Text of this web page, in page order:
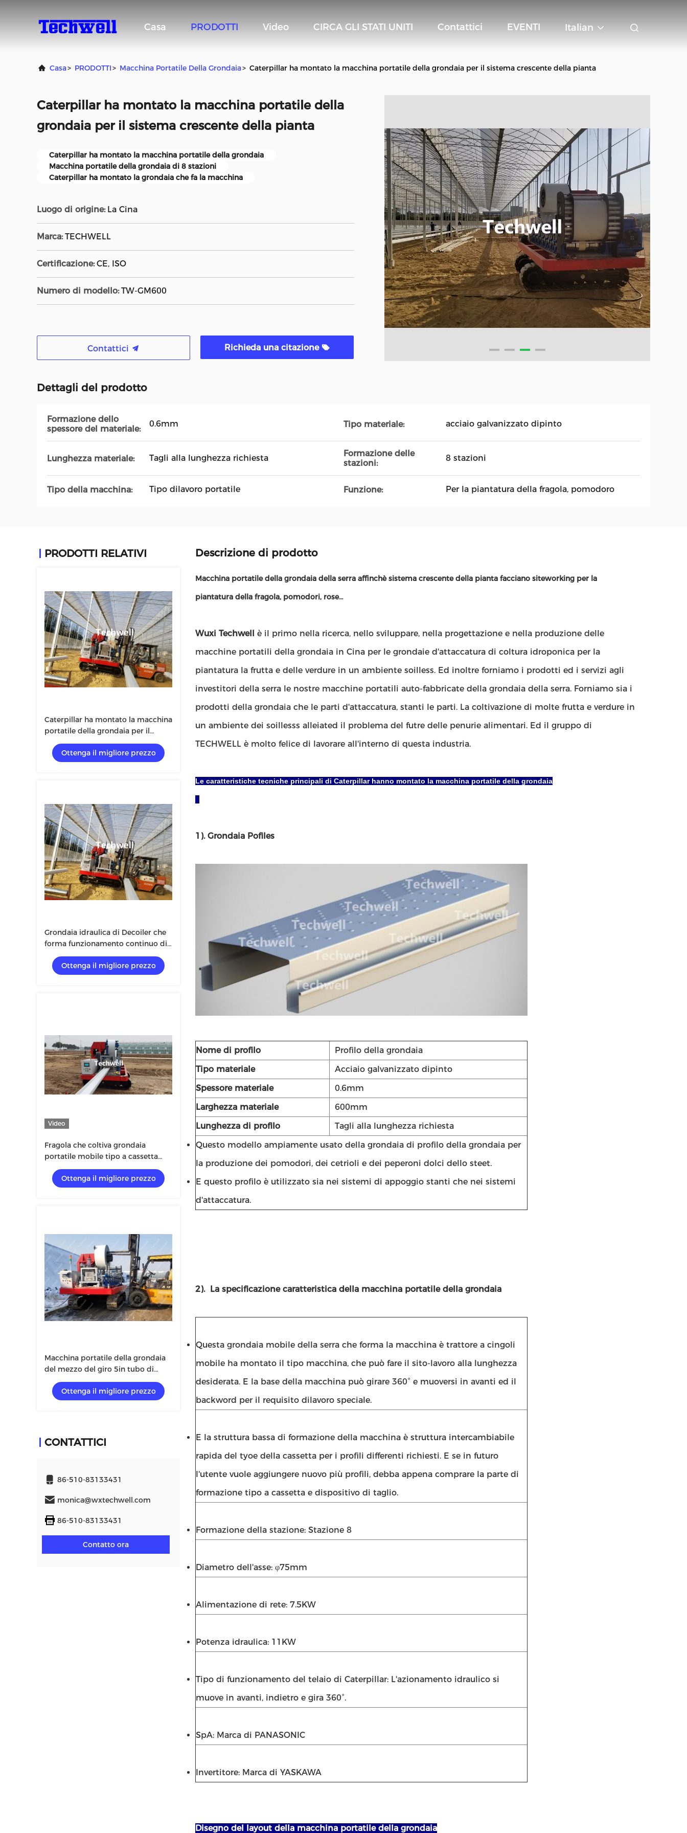
Casa PRODOTTI Video CIRCA GLI STATI UNITI Contattici EVENTI Italian
Casa> PRODOTTI> Macchina Portatile Della Grondaia> Caterpillar ha montato la macchina portatile della grondaia per il sistema crescente della pianta
Caterpillar ha montato la macchina portatile della
grondaia per il sistema crescente della pianta
Caterpillar ha montato la macchina portatile della grondaia
Macchina portatile della grondaia di 8 stazioni
Caterpillar ha montato la grondaia che fa la macchina
Luogo di origine: La Cina
Marca: TECHWELL
Certificazione: CE, ISO
Numero di modello: TW-GM600
Contattici Richieda una citazione
Dettagli del prodotto
Formazione dello
spessore del materiale:
0.6mm Tipo materiale: acciaio galvanizzato dipinto
Lunghezza materiale: Tagli alla lunghezza richiesta
Formazione delle
stazioni:
8 stazioni
Tipo della macchina: Tipo dilavoro portatile Funzione: Per la piantatura della fragola, pomodoro
PRODOTTI RELATIVI
Caterpillar ha montato la macchina
portatile della grondaia per il
sistema crescente della pianta
Ottenga il migliore prezzo
Grondaia idraulica di Decoiler che
forma funzionamento continuo di
spessore della macchina 0.8mm
Ottenga il migliore prezzo
Video
Fragola che coltiva grondaia
portatile mobile tipo a cassetta
che fa le macchine
Ottenga il migliore prezzo
Macchina portatile della grondaia
del mezzo del giro 5in tubo di
scarico dell'acqua piovana
Ottenga il migliore prezzo
CONTATTICI
86-510-83133431
monica@wxtechwell.com
86-510-83133431
Contatto ora
Descrizione di prodotto
Macchina portatile della grondaia della serra affinchè sistema crescente della pianta facciano siteworking per la
piantatura della fragola, pomodori, rose…
Wuxi Techwell è il primo nella ricerca, nello sviluppare, nella progettazione e nella produzione delle
macchine portatili della grondaia in Cina per le grondaie d'attaccatura di coltura idroponica per la
piantatura la frutta e delle verdure in un ambiente soilless. Ed inoltre forniamo i prodotti ed i servizi agli
investitori della serra le nostre macchine portatili auto-fabbricate della grondaia della serra. Forniamo sia i
prodotti della grondaia che le parti d'attaccatura, stanti le parti. La coltivazione di molte frutta e verdure in
un ambiente dei soillesss alleiated il problema del futre delle penurie alimentari. Ed il gruppo di
TECHWELL è molto felice di lavorare all'interno di questa industria.
Le caratteristiche tecniche principali di Caterpillar hanno montato la macchina portatile della grondaia
1). Grondaia Pofiles
Nome di profilo
Profilo della grondaia
Tipo materiale
Acciaio galvanizzato dipinto
Spessore materiale
0.6mm
Larghezza materiale
600mm
Lunghezza di profilo
Tagli alla lunghezza richiesta
Questo modello ampiamente usato della grondaia di profilo della grondaia per
la produzione dei pomodori, dei cetrioli e dei peperoni dolci dello steet.
E questo profilo è utilizzato sia nei sistemi di appoggio stanti che nei sistemi
d'attaccatura.
2). La specificazione caratteristica della macchina portatile della grondaia
Questa grondaia mobile della serra che forma la macchina è trattore a cingoli
mobile ha montato il tipo macchina, che può fare il sito-lavoro alla lunghezza
desiderata. E la base della macchina può girare 360° e muoversi in avanti ed il
backword per il requisito dilavoro speciale.
E la struttura bassa di formazione della macchina è struttura intercambiabile
rapida del tyoe della cassetta per i profili differenti richiesti. E se in futuro
l'utente vuole aggiungere nuovo più profili, debba appena comprare la parte di
formazione tipo a cassetta e dispositivo di taglio.
Formazione della stazione: Stazione 8
Diametro dell'asse: φ75mm
Alimentazione di rete: 7.5KW
Potenza idraulica: 11KW
Tipo di funzionamento del telaio di Caterpillar: L'azionamento idraulico si
muove in avanti, indietro e gira 360°.
SpA: Marca di PANASONIC
Invertitore: Marca di YASKAWA
Disegno del layout della macchina portatile della grondaia